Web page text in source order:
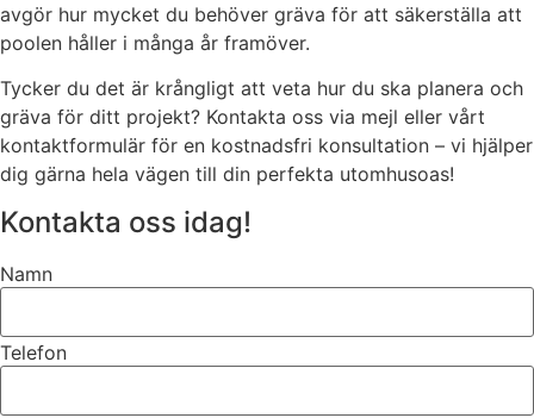
avgör hur mycket du behöver gräva för att säkerställa att
poolen håller i många år framöver.
Tycker du det är krångligt att veta hur du ska planera och
gräva för ditt projekt? Kontakta oss via mejl eller vårt
kontaktformulär för en kostnadsfri konsultation – vi hjälper
dig gärna hela vägen till din perfekta utomhusoas!
Kontakta oss idag!
Namn
Telefon